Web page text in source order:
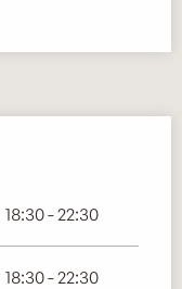
18:30 - 22:30
18:30 - 22:30